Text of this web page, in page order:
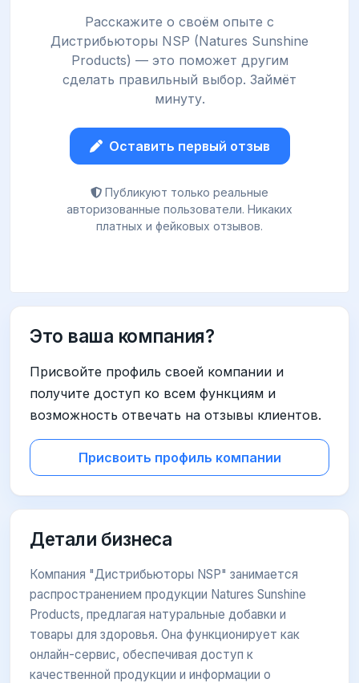
Расскажите о своём опыте с
Дистрибьюторы NSP (Natures Sunshine
Products) — это поможет другим
сделать правильный выбор. Займёт
минуту.
Оставить первый отзыв
Публикуют только реальные
авторизованные пользователи. Никаких
платных и фейковых отзывов.
Это ваша компания?
Присвойте профиль своей компании и
получите доступ ко всем функциям и
возможность отвечать на отзывы клиентов.
Присвоить профиль компании
Детали бизнеса
Компания "Дистрибьюторы NSP" занимается
распространением продукции Natures Sunshine
Products, предлагая натуральные добавки и
товары для здоровья. Она функционирует как
онлайн-сервис, обеспечивая доступ к
качественной продукции и информации о